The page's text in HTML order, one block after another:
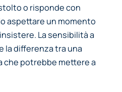
o risponde con
aspettare un momento
La sensibilità a
la differenza tra una
che potrebbe mettere a